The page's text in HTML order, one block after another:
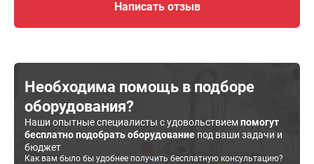
Написать отзыв
Необходима помощь в подборе
оборудования?
Наши опытные специалисты с удовольствиемпомогут
бесплатно подобрать оборудование под ваши задачи и
бюджет
Как вам было бы удобнее получить бесплатную консультацию?